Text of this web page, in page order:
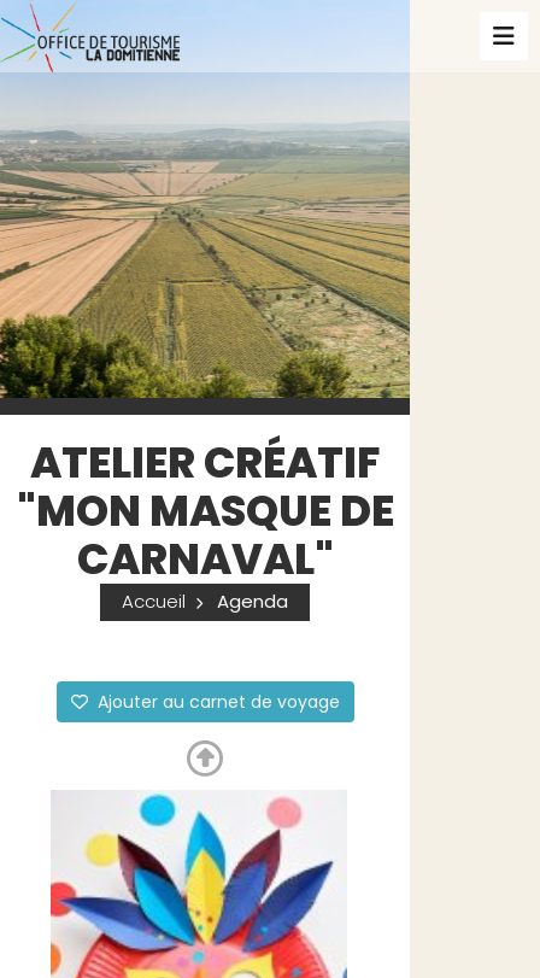
ATELIER CRÉATIF
"MON MASQUE DE
CARNAVAL"
Accueil Agenda
Ajouter au carnet de voyage